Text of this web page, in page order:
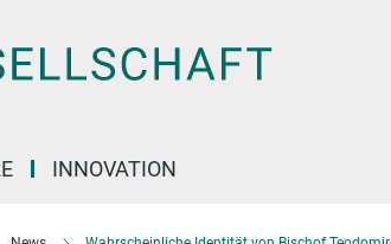
INNOVATION